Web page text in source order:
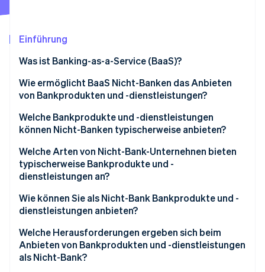
CO₂-Entnahme
Identity
Online-Identitätsprüfung
Stripe-Sessions 2026
Erfahren Sie, wie Stripe Lösungen für die
Jetzt ansehen
Einführung
Was ist Banking-as-a-Service (BaaS)?
Wie ermöglicht BaaS Nicht-Banken das Anbieten
von Bankprodukten und -dienstleistungen?
Welche Bankprodukte und -dienstleistungen
können Nicht-Banken typischerweise anbieten?
Welche Arten von Nicht-Bank-Unternehnen bieten
typischerweise Bankprodukte und -
dienstleistungen an?
Wie können Sie als Nicht-Bank Bankprodukte und -
dienstleistungen anbieten?
Markterhebung
Gesetzlicher Rahmen
Welche Herausforderungen ergeben sich beim
Anbieten von Bankprodukten und -dienstleistungen
als Nicht-Bank?